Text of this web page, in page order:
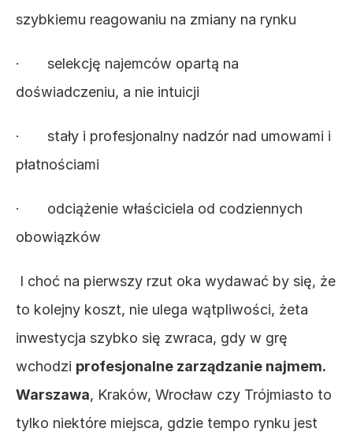
szybkiemu reagowaniu na zmiany na rynku
·       selekcję najemców opartą na
doświadczeniu, a nie intuicji
·       stały i profesjonalny nadzór nad umowami i
płatnościami
·       odciążenie właściciela od codziennych
obowiązków
I choć na pierwszy rzut oka wydawać by się, że
to kolejny koszt, nie ulega wątpliwości, żeta
inwestycja szybko się zwraca, gdy w grę
wchodzi profesjonalne zarządzanie najmem.
Warszawa, Kraków, Wrocław czy Trójmiasto to
tylko niektóre miejsca, gdzie tempo rynku jest